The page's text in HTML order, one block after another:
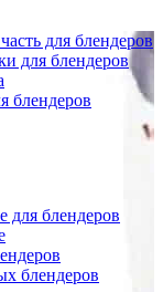
для блендеров
для блендеров
блендеров
для блендеров
блендеров